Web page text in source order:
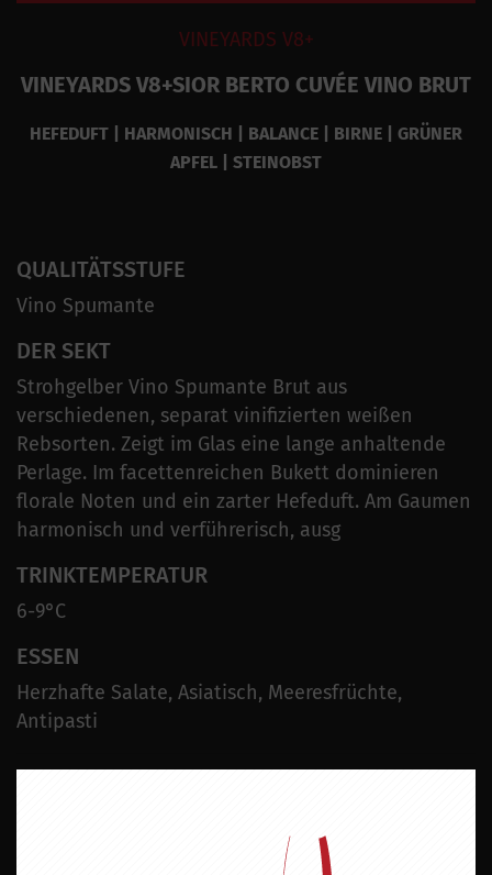
VINEYARDS V8+
VINEYARDS V8+SIOR BERTO CUVÉE VINO BRUT
HEFEDUFT | HARMONISCH | BALANCE | BIRNE | GRÜNER
APFEL | STEINOBST
QUALITÄTSSTUFE
Vino Spumante
DER SEKT
Strohgelber Vino Spumante Brut aus
verschiedenen, separat vinifizierten weißen
Rebsorten. Zeigt im Glas eine lange anhaltende
Perlage. Im facettenreichen Bukett dominieren
florale Noten und ein zarter Hefeduft. Am Gaumen
harmonisch und verführerisch, ausg
TRINKTEMPERATUR
6-9°C
ESSEN
Herzhafte Salate, Asiatisch, Meeresfrüchte,
Antipasti